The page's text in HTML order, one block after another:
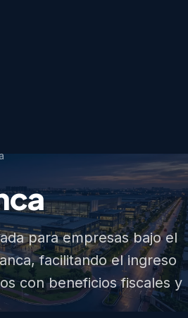
para empresas bajo el
facilitando el ingreso
con beneficios fiscales y